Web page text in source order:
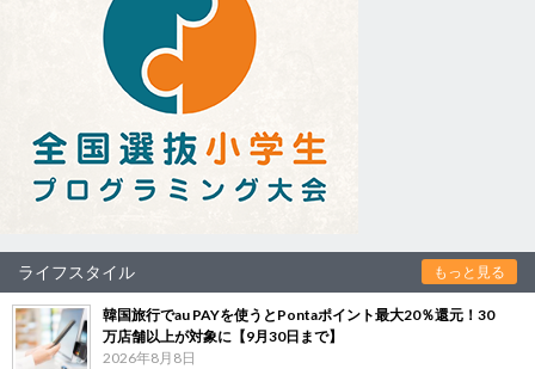
ライフスタイル もっと見る
韓国旅行でau PAYを使うとPontaポイント最大20％還元！30
万店舗以上が対象に【9月30日まで】
2026年8月8日